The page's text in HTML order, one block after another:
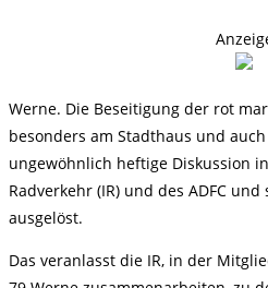
Werne. Die Beseitigung der rot
besonders am Stadthaus und
ungewöhnlich heftige Diskussion
Radverkehr (IR) und des ADFC
ausgelöst.
Das veranlasst die IR, in der